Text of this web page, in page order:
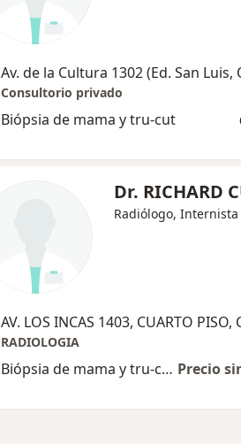
Consultorio privado
Biópsia de mama y tru-cut
Dr. RICHARD
Radiólogo, Internista
RADIOLOGIA
Biópsia de mama y tru-cut Precio